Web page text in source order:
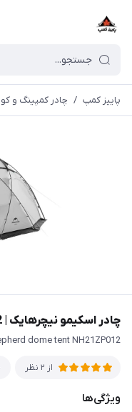
پاییز کمپ / چادر کمپینگ و
چادر اسکیمو نیچرهایک | NH21ZP012
dome tent NH21ZP012
از 2 نظر
ویژگی‌ها